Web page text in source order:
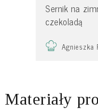
Sernik na
czekoladą
Agnieszka
Materiały